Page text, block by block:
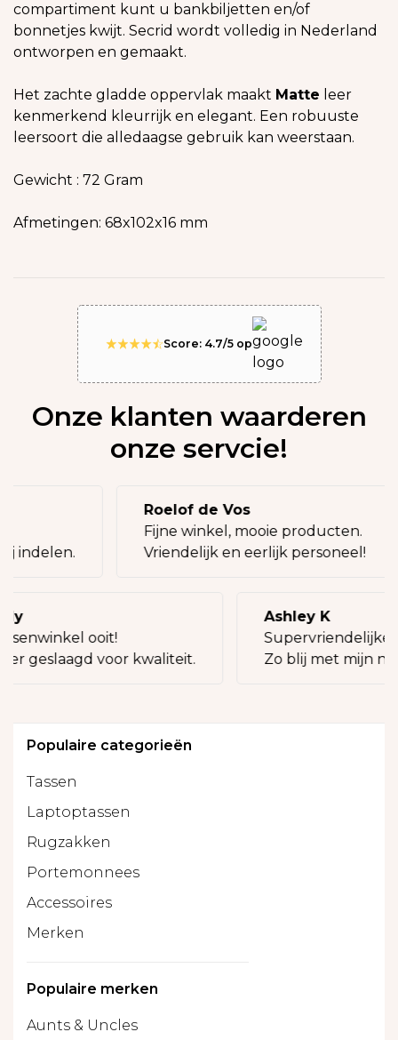
compartiment kunt u bankbiljetten en/of
bonnetjes kwijt. Secrid wordt volledig in Nederland
ontworpen en gemaakt.
Het zachte gladde oppervlak maakt Matte leer
kenmerkend kleurrijk en elegant. Een robuuste
leersoort die alledaagse gebruik kan weerstaan.
Gewicht : 72 Gram
Afmetingen: 68x102x16 mm
Score: 4.7/5 op
Onze klanten waarderen
onze servcie!
indelen.
Roelof de Vos
Fijne winkel, mooie producten.
Vriendelijk en eerlijk personeel!
ooit!
geslaagd voor kwaliteit.
Ashley K
Supervriendelijke
Zo blij met mijn
Populaire categorieën
Tassen
Laptoptassen
Rugzakken
Portemonnees
Accessoires
Merken
Populaire merken
Aunts & Uncles